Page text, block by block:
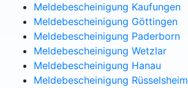
Meldebescheinigung Kaufungen
Meldebescheinigung Göttingen
Meldebescheinigung Paderborn
Meldebescheinigung Wetzlar
Meldebescheinigung Hanau
Meldebescheinigung Rüsselsheim